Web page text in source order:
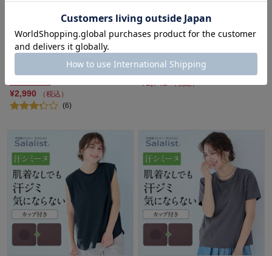
した冷感ノースリーブトップス
【UVカット】
スタイルノート/StyleNote
¥2,990
（税込）
(6)
【8月7日再値下げ】 汗じみ軽
減Tシャツ
クロスファンクション/CF
30%OFF